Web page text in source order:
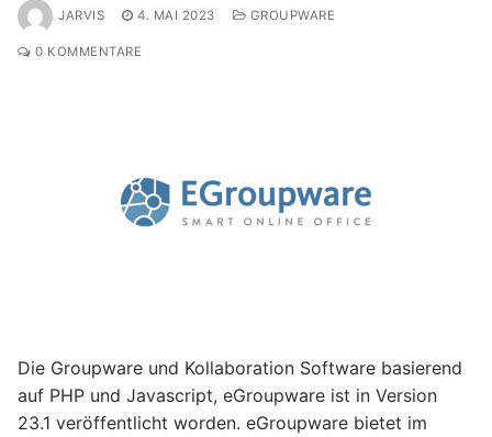
JARVIS 4. MAI 2023 GROUPWARE
0 KOMMENTARE
Die Groupware und Kollaboration Software basierend
auf PHP und Javascript, eGroupware ist in Version
23.1 veröffentlicht worden. eGroupware bietet im